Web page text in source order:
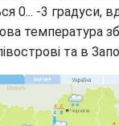
0... -3 градуси,
температура
та в